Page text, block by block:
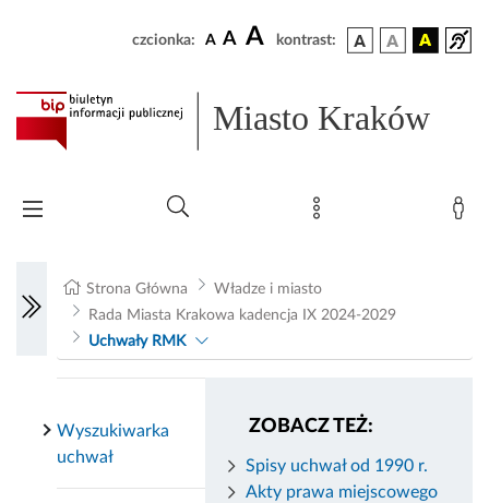
czcionka: A A A kontrast:
Miasto Kraków
Strona Główna
Władze i miasto
Rada Miasta Krakowa kadencja IX 2024-2029
Uchwały RMK
ZOBACZ TEŻ:
Spisy uchwał od 1990 r.
Akty prawa miejscowego
Wyszukiwarka
uchwał